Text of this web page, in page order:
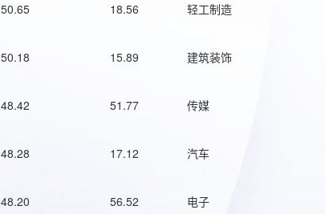
50.65 18.56 轻工制造
50.18 15.89 建筑装饰
48.42 51.77 传媒
48.28 17.12 汽车
48.20 56.52 电子